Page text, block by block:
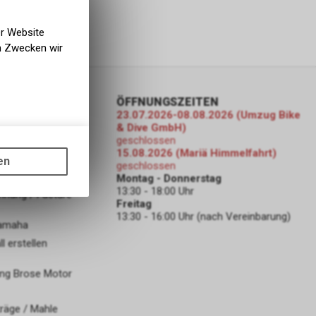
revendeurs
/ Annonce de
/ Facture
erstellen
Brose Motor
/ Mahle
ÖFFNUNGSZEITEN
23.07.2026-08.08.2026 (Umzug Bike
& Dive GmbH)
geschlossen
15.08.2026 (Mariä Himmelfahrt)
geschlossen
Montag - Donnerstag
13:30 - 18:00 Uhr
Freitag
13:30 - 16:00 Uhr (nach Vereinbarung)
Website
Zwecken wir
wie die
die